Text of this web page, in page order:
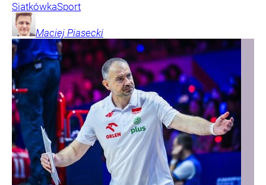
SiatkówkaSport
Maciej Piasecki